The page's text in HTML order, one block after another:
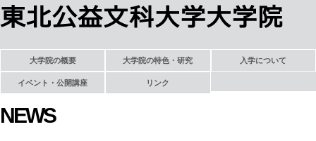
大学院の概要 大学院の特色・研究 入学について
イベント・公開講座 リンク
NEWS